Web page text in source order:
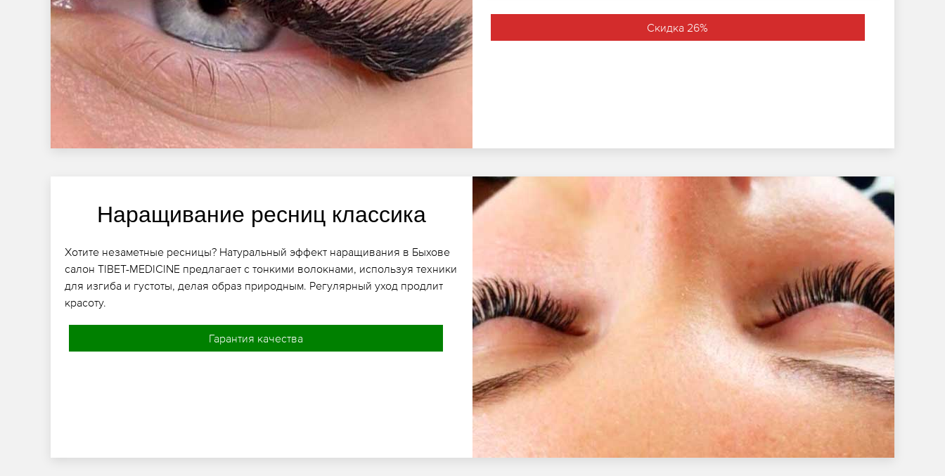
Скидка 26%
Наращивание ресниц классика
Хотите незаметные ресницы? Натуральный эффект наращивания в Быхове
салон TIBET-MEDICINE предлагает с тонкими волокнами, используя техники
для изгиба и густоты, делая образ природным. Регулярный уход продлит
красоту.
Гарантия качества